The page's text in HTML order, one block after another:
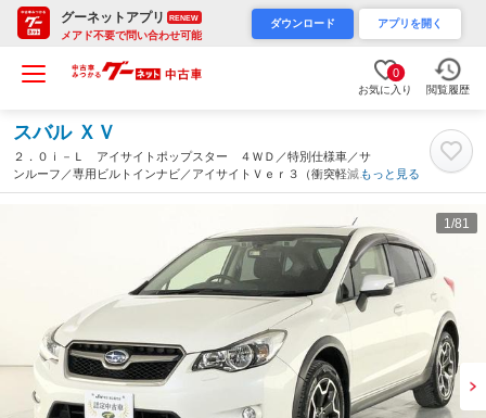
グーネットアプリ RENEW
メアド不要で問い合わせ可能
ダウンロード アプリを開く
0
お気に入り 閲覧履歴
スバル ＸＶ
２．０ｉ－Ｌ アイサイトポップスター ４ＷＤ／特別仕様車／サ
ンルーフ／専用ビルトインナビ／アイサイトＶｅｒ３（衝突軽減ブ
レ－キ／車線逸脱警報／誤発進制御／先行車発進告知／レーダーク
もっと見る
1 /81